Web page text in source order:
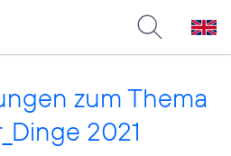
zum Thema
2021